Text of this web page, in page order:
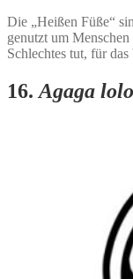
Die „Heißen Füße“
genutzt um
Schlechtes tut, für
16. Agaga lolo